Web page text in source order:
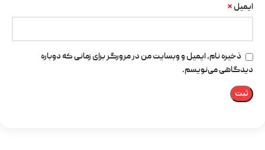
ایمیل *
ذخیره نام، ایمیل و وبسایت من در مرورگر برای زمانی که دوباره
دیدگاهی می‌نویسم.